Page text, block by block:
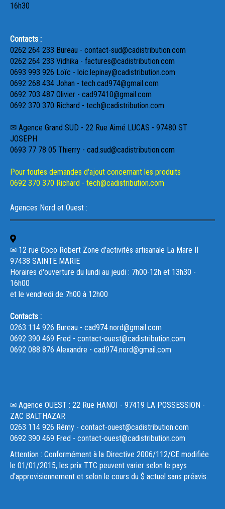
16h30
Contacts :
0262 264 233 Bureau - contact-sud@cadistribution.com
0262 264 233 Vidhika - factures@cadistribution.com
0693 993 926 Loïc - loic.lepinay@cadistribution.com
0692 268 434 Johan - tech.cad974@gmail.com
0692 703 487 Olivier - cad97410@gmail.com
0692 370 370 Richard - tech@cadistribution.com
✉ Agence Grand SUD - 22 Rue Aimé LUCAS - 97480 ST
JOSEPH
0693 77 78 05 Thierry - cad.sud@cadistribution.com
Pour toutes demandes d'ajout concernant les produits
0692 370 370 Richard - tech@cadistribution.com
Agences Nord et Ouest :
✉ 12 rue Coco Robert Zone d'activités artisanale La Mare II
97438 SAINTE MARIE
Horaires d'ouverture du lundi au jeudi : 7h00-12h et 13h30 -
16h00
et le vendredi de 7h00 à 12h00
Contacts :
0263 114 926 Bureau - cad974.nord@gmail.com
0692 390 469 Fred - contact-ouest@cadistribution.com
0692 088 876 Alexandre - cad974.nord@gmail.com
✉ Agence OUEST : 22 Rue HANOÏ - 97419 LA POSSESSION -
ZAC BALTHAZAR
0263 114 926 Rémy - contact-ouest@cadistribution.com
0692 390 469 Fred - contact-ouest@cadistribution.com
Attention : Conformément à la Directive 2006/112/CE modifiée
le 01/01/2015, les prix TTC peuvent varier selon le pays
d'approvisionnement et selon le cours du $ actuel sans préavis.